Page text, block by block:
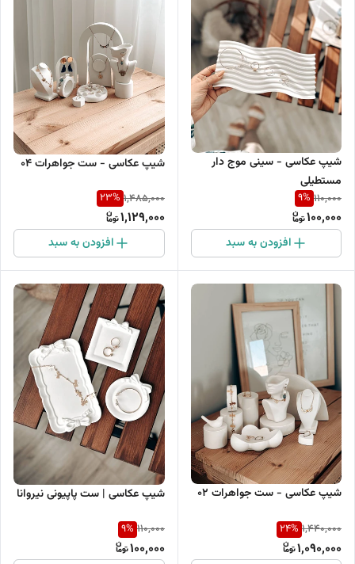
شیپ عکاسی - سینی موج دار
مستطیلی
110,000
9%
100,000
افزودن به سبد
شیپ عکاسی - ست جواهرات 04
1,485,000
23%
1,129,000
افزودن به سبد
شیپ عکاسی - ست جواهرات 02
1,440,000
24%
1,090,000
شیپ عکاسی | ست پاپیونی نیروانا
110,000
9%
100,000